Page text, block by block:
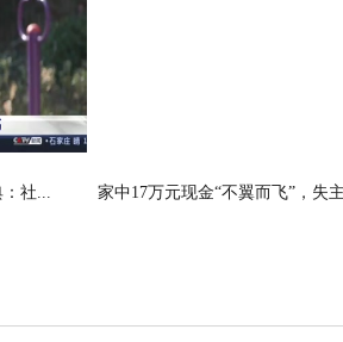
社... 家中17万元现金“不翼而飞”，失主